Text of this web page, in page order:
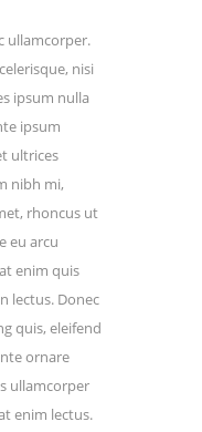
ullamcorper.
nisi
ipsum nulla
ipsum
ultrices
nibh mi,
rhoncus ut
eu arcu
enim quis
lectus. Donec
quis, eleifend
ornare
ullamcorper
enim lectus.